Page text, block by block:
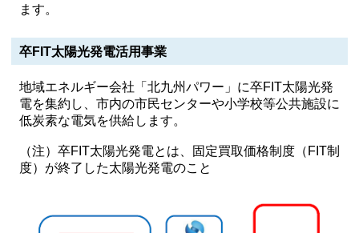
ます。
卒FIT太陽光発電活用事業
地域エネルギー会社「北九州パワー」に卒FIT太陽光発
電を集約し、市内の市民センターや小学校等公共施設に
低炭素な電気を供給します。
（注）卒FIT太陽光発電とは、固定買取価格制度（FIT制
度）が終了した太陽光発電のこと